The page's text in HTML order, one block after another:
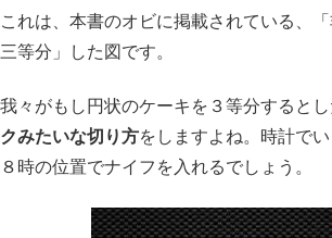
これは、本書のオビに掲載されている、
三等分」した図です。
我々がもし円状のケーキを３等分するとし
クみたいな切り方をしますよね。時計で
８時の位置でナイフを入れるでしょう。